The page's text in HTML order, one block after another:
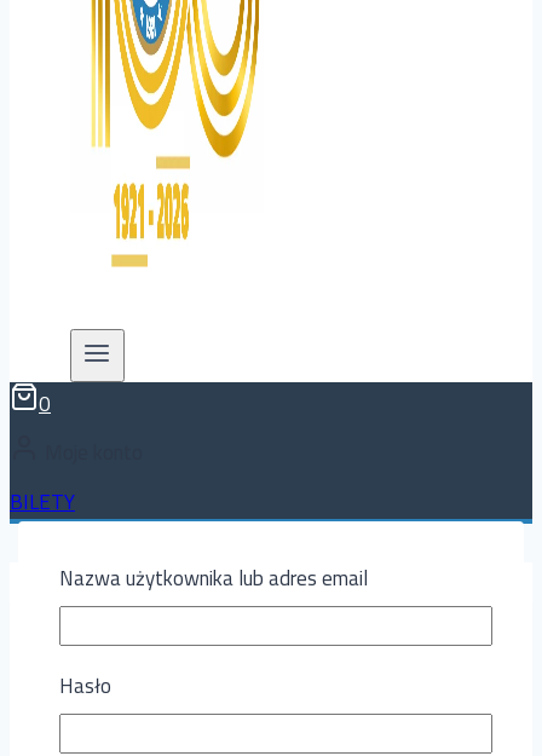
0
BILETY
Aktualności|Piłka nożna
Spotkanie po latach
Nazwa użytkownika lub adres email
Hasło